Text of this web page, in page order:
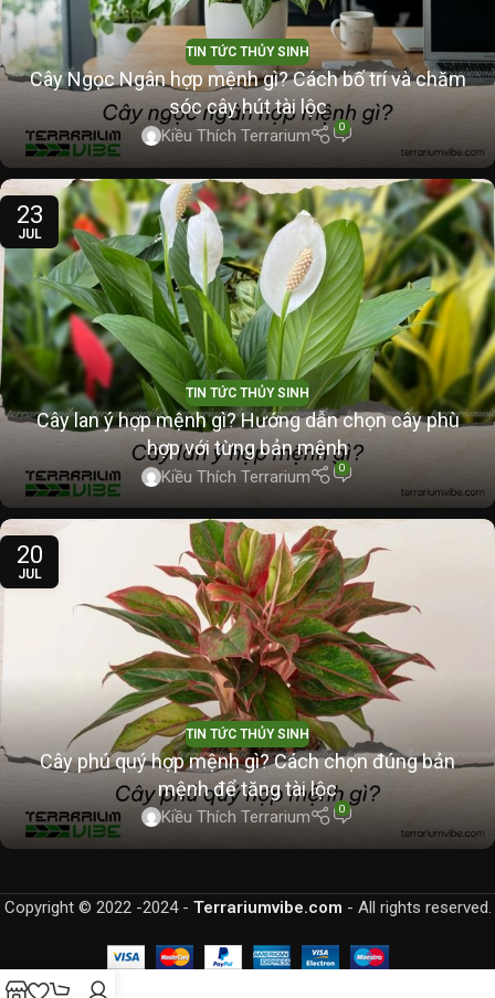
TIN TỨC THỦY SINH
Cây Ngọc Ngân hợp mệnh gì? Cách bố trí và chăm
sóc cây hút tài lộc
Kiều Thích Terrarium 0
23
JUL
TIN TỨC THỦY SINH
Cây lan ý hợp mệnh gì? Hướng dẫn chọn cây phù
hợp với từng bản mệnh
Kiều Thích Terrarium 0
20
JUL
TIN TỨC THỦY SINH
Cây phú quý hợp mệnh gì? Cách chọn đúng bản
mệnh để tăng tài lộc
Kiều Thích Terrarium 0
Copyright © 2022 -2024 - Terrariumvibe.com - All rights reserved.